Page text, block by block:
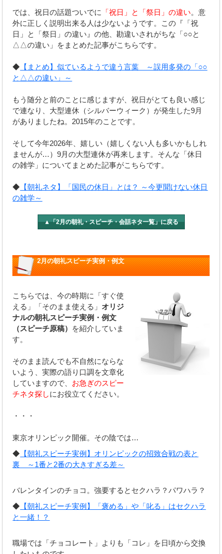
では、祝日の話題ついでに 「祝日」と「祭日」の違い。意
外に正しく説明出来る人は少ないようです。この『「祝
日」と「祭日」の違い』の他、勘違いされがちな「○○と
△△の違い」をまとめた記事がこちらです。
◆ 【まとめ】似ているようで違う言葉 ～誤用多発の「○○
と△△の違い」～
もう随分と前のことに感じますが、祝日がとても良い感じ
で連なり、大型連休（シルバーウィーク）が発生した9月
がありましたね。2015年のことです。
そして今年2026年、嬉しい（嬉しくない人も多いかもしれ
ませんが…）9月の大型連休が再来します。そんな「休日
の雑学」についてまとめた記事がこちらです。
◆ 【朝礼ネタ】「国民の休日」とは？ ～今更聞けない休日
の雑学～
▲「2月の朝礼・スピーチ・会話ネタ一覧」に戻る
2月の朝礼スピーチ実例・例文
こちらでは、今の時期に「すぐ使
える」「そのまま使える」オリジ
ナルの朝礼スピーチ実例・例文
（スピーチ原稿） を紹介していま
す。
そのまま読んでも不自然にならな
いよう、実際の語り口調を文章化
していますので、 お急ぎのスピー
チネタ探しにお役立てください。
・・・
東京オリンピック開催。その陰では…
◆ 【朝礼スピーチ実例】オリンピックの招致合戦の表と
裏 ～1番と2番の大きすぎる差～
バレンタインのチョコ。強要するとセクハラ？パワハラ？
◆ 【朝礼スピーチ実例】「褒める」や「叱る」はセクハラ
と一緒！？
職場では「チョコレート」よりも「コレ」を日頃から交換